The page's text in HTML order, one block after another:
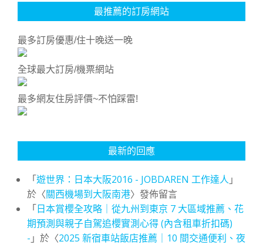
最推薦的訂房網站
最多訂房優惠/住十晚送一晚
全球最大訂房/機票網站
最多網友住房評價~不怕踩雷!
最新的回應
「遊世界：日本大阪2016 - JOBDAREN 工作達人 」
於〈關西機場到大阪南港〉發佈留言
「日本賞櫻全攻略｜從九州到東京 7 大區域推薦、花
期預測與親子自駕追櫻實測心得 (內含租車折扣碼)
- 」於〈2025 新宿車站飯店推薦｜10 間交通便利、夜